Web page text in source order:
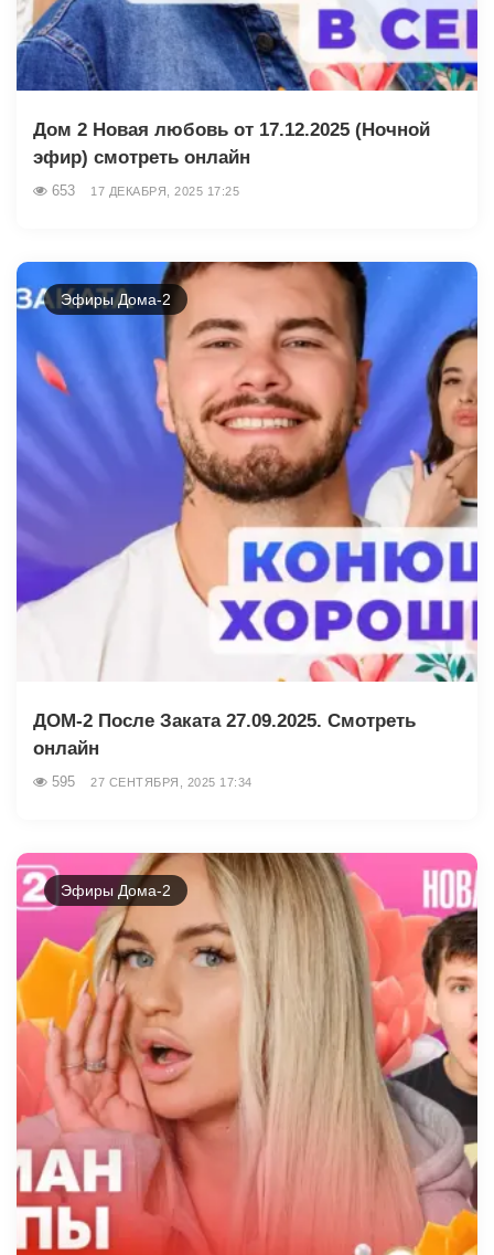
Дом 2 Новая любовь от 17.12.2025 (Ночной
эфир) смотреть онлайн
653 17 ДЕКАБРЯ, 2025 17:25
Эфиры Дома-2
ДОМ-2 После Заката 27.09.2025. Смотреть
онлайн
595 27 СЕНТЯБРЯ, 2025 17:34
Эфиры Дома-2